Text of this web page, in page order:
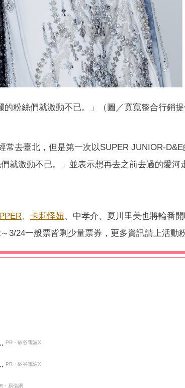
的粉絲們就激動不已。」（圖／寬寬整合行銷
常去臺北，但是第一次以SUPER JUNIOR-
就激動不已。」 並表示想再去之前去過的愛河
、 卡莉怪妞、中孝介、夏川里美也將輪番
3/24一般票皆剩少量票券，更多資訊請上活動
PR・矽谷電波X
PR・矽谷電波X
・易借網